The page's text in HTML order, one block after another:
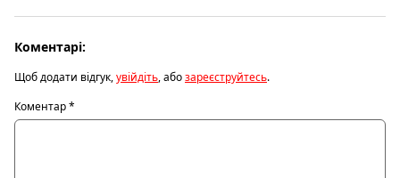
Коментарі:
Щоб додати відгук,увійдіть, абозареєструйтесь.
Коментар*